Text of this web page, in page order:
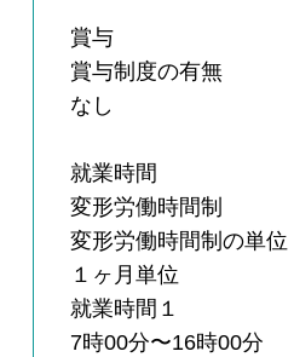
賞与
賞与制度の有無
なし
就業時間
変形労働時間制
変形労働時間制の単位
１ヶ月単位
就業時間１
7時00分〜16時00分